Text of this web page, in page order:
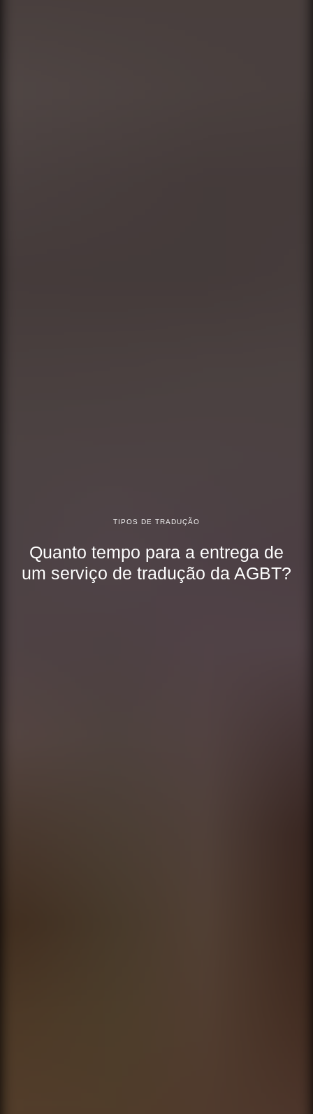
TIPOS DE TRADUÇÃO
Quanto tempo para a entrega de
um serviço de tradução da AGBT?